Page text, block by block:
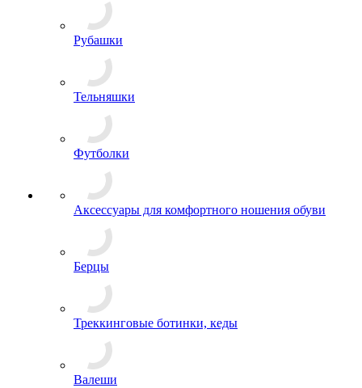
Нательное белье
Кальсоны
Комплекты белья
Майки
Трусы
Термобелье
+ ЕЩЕ 2